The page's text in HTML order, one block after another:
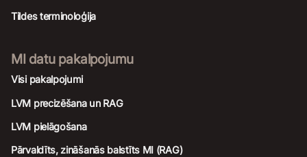
Tildes terminoloģija
MI datu pakalpojumu
Visi pakalpojumi
LVM precizēšana un RAG
LVM pielāgošana
Pārvaldīts, zināšanās balstīts MI (RAG)